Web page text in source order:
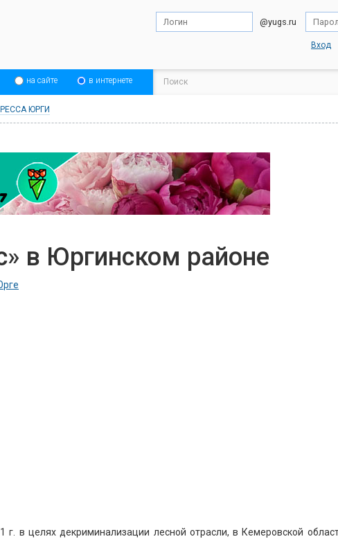
@yugs.ru
Вход
на сайте в интернете
ЮРГИ
в Юргинском районе
в целях декриминализации лесной отрасли, в Кемеровской